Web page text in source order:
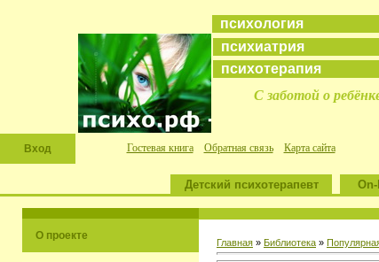
психология
психиатрия
психотерапия
С заботой о
Вход Гостевая книга Обратная связь Карта сайта
Детский психотерапевт On-
О проекте
Главная » Библиотека »